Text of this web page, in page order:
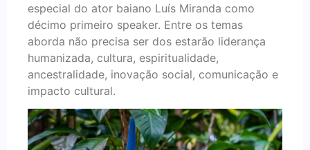
especial do ator baiano Luís Miranda como
décimo primeiro speaker. Entre os temas
aborda não precisa ser dos estarão liderança
humanizada, cultura, espiritualidade,
ancestralidade, inovação social, comunicação e
impacto cultural.